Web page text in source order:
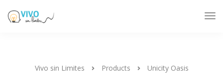
Vivo sin Limites Products Unicity Oasis